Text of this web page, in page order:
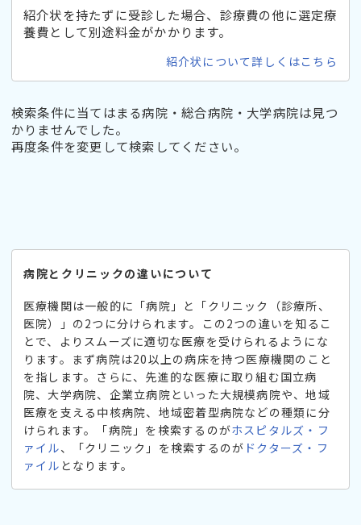
紹介状を持たずに受診した場合、診療費の他に選定療
養費として別途料金がかかります。
紹介状について詳しくはこちら
検索条件に当てはまる病院・総合病院・大学病院は見つ
かりませんでした。
再度条件を変更して検索してください。
病院とクリニックの違いについて
医療機関は一般的に「病院」と「クリニック（診療所、
医院）」の2つに分けられます。この2つの違いを知るこ
とで、よりスムーズに適切な医療を受けられるようにな
ります。まず病院は20以上の病床を持つ医療機関のこと
を指します。さらに、先進的な医療に取り組む国立病
院、大学病院、企業立病院といった大規模病院や、地域
医療を支える中核病院、地域密着型病院などの種類に分
けられます。「病院」を検索するのがホスピタルズ・フ
ァイル、「クリニック」を検索するのが ドクターズ・フ
ァイル となります。